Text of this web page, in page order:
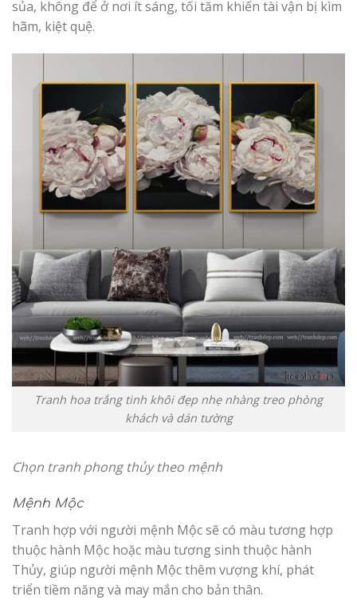
sủa, không để ở nơi ít sáng, tối tăm khiến tài vận bị kìm
hãm, kiệt quệ.
Tranh hoa trắng tinh khôi đẹp nhẹ nhàng treo phòng
khách và dán tường
Chọn tranh phong thủy theo mệnh
Mệnh Mộc
Tranh hợp với người mệnh Mộc sẽ có màu tương hợp
thuộc hành Mộc hoặc màu tương sinh thuộc hành
Thủy, giúp người mệnh Mộc thêm vượng khí, phát
triển tiềm năng và may mắn cho bản thân.